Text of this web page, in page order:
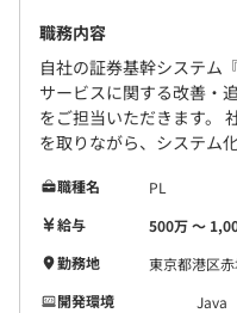
職務内容
自社の証券基幹システム
サービスに関する改善・
をご担当いただきます。
を取りながら、システム
職種名
PL
給与
500万 〜
勤務地
東京都港区
開発環境
Java